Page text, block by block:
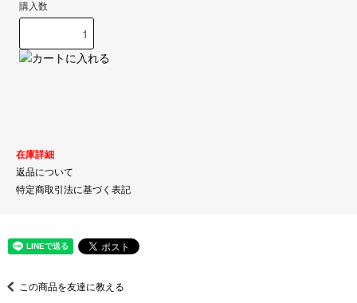
購入数
在庫詳細
返品について
特定商取引法に基づく表記
この商品を友達に教える